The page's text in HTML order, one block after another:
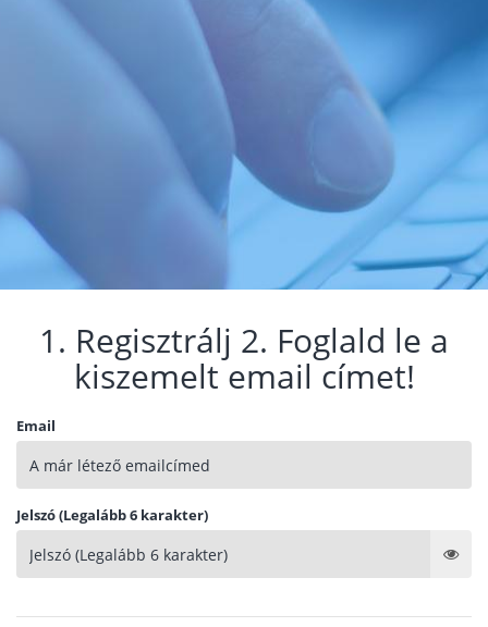
1. Regisztrálj 2. Foglald le a
kiszemelt email címet!
Email
Jelszó (Legalább 6 karakter)